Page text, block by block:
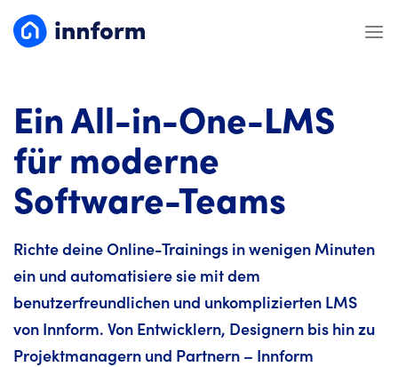
Inhalt
Ein All-in-One-LMS
für moderne
Software-Teams
Richte deine Online-Trainings in wenigen Minuten
ein und automatisiere sie mit dem
benutzerfreundlichen und unkomplizierten LMS
von Innform. Von Entwicklern, Designern bis hin zu
Projektmanagern und Partnern – Innform